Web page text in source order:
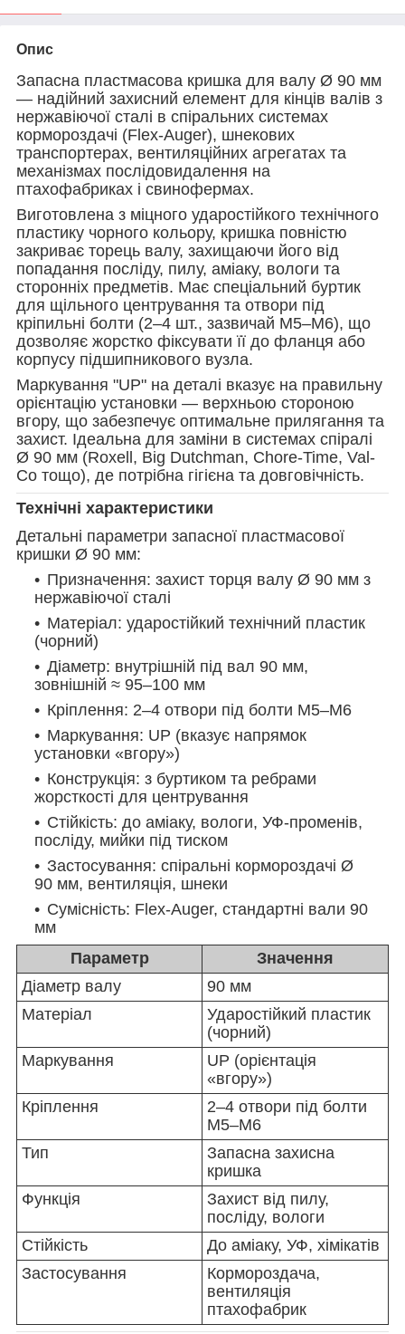
Опис
Запасна пластмасова кришка для валу Ø 90 мм
— надійний захисний елемент для кінців валів з
нержавіючої сталі в спіральних системах
кормороздачі (Flex-Auger), шнекових
транспортерах, вентиляційних агрегатах та
механізмах послідовидалення на
птахофабриках і свинофермах.
Виготовлена з міцного ударостійкого технічного
пластику чорного кольору, кришка повністю
закриває торець валу, захищаючи його від
попадання посліду, пилу, аміаку, вологи та
сторонніх предметів. Має спеціальний буртик
для щільного центрування та отвори під
кріпильні болти (2–4 шт., зазвичай М5–М6), що
дозволяє жорстко фіксувати її до фланця або
корпусу підшипникового вузла.
Маркування "UP" на деталі вказує на правильну
орієнтацію установки — верхньою стороною
вгору, що забезпечує оптимальне прилягання та
захист. Ідеальна для заміни в системах спіралі
Ø 90 мм (Roxell, Big Dutchman, Chore-Time, Val-
Co тощо), де потрібна гігієна та довговічність.
Технічні характеристики
Детальні параметри запасної пластмасової
кришки Ø 90 мм:
Призначення: захист торця валу Ø 90 мм з
нержавіючої сталі
Матеріал: ударостійкий технічний пластик
(чорний)
Діаметр: внутрішній під вал 90 мм,
зовнішній ≈ 95–100 мм
Кріплення: 2–4 отвори під болти М5–М6
Маркування: UP (вказує напрямок
установки «вгору»)
Конструкція: з буртиком та ребрами
жорсткості для центрування
Стійкість: до аміаку, вологи, УФ-променів,
посліду, мийки під тиском
Застосування: спіральні кормороздачі Ø
90 мм, вентиляція, шнеки
Сумісність: Flex-Auger, стандартні вали 90
мм
Параметр
Значення
Діаметр валу
90 мм
Матеріал
Ударостійкий пластик
(чорний)
Маркування
UP (орієнтація
«вгору»)
Кріплення
2–4 отвори під болти
М5–М6
Тип
Запасна захисна
кришка
Функція
Захист від пилу,
посліду, вологи
Стійкість
До аміаку, УФ, хімікатів
Застосування
Кормороздача,
вентиляція
птахофабрик